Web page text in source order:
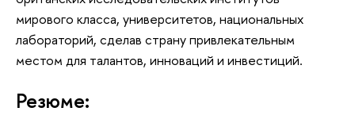
мирового класса, университетов, национальных
лабораторий, сделав страну привлекательным
местом для талантов, инноваций и инвестиций.
Резюме: